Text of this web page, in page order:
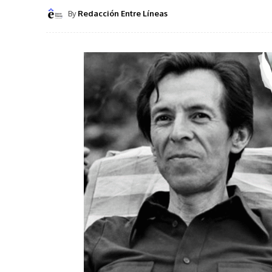
By Redacción Entre Líneas